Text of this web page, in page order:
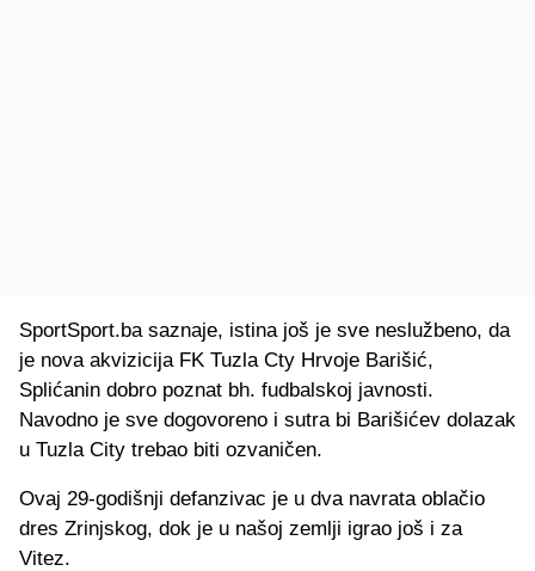
SportSport.ba saznaje, istina još je sve neslužbeno, da
je nova akvizicija FK Tuzla Cty Hrvoje Barišić,
Splićanin dobro poznat bh. fudbalskoj javnosti.
Navodno je sve dogovoreno i sutra bi Barišićev dolazak
u Tuzla City trebao biti ozvaničen.
Ovaj 29-godišnji defanzivac je u dva navrata oblačio
dres Zrinjskog, dok je u našoj zemlji igrao još i za
Vitez.